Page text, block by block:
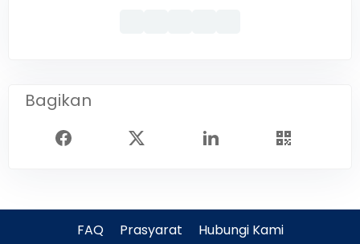
Bagikan
FAQ Prasyarat Hubungi Kami